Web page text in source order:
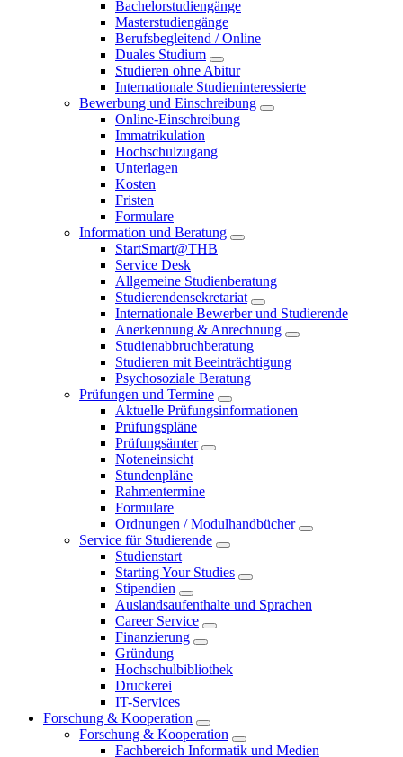
Bachelorstudiengänge
Masterstudiengänge
Berufsbegleitend / Online
Duales Studium
Studieren ohne Abitur
Internationale Studieninteressierte
Bewerbung und Einschreibung
Online-Einschreibung
Immatrikulation
Hochschulzugang
Unterlagen
Kosten
Fristen
Formulare
Information und Beratung
StartSmart@THB
Service Desk
Allgemeine Studienberatung
Studierendensekretariat
Internationale Bewerber und Studierende
Anerkennung & Anrechnung
Studienabbruchberatung
Studieren mit Beeinträchtigung
Psychosoziale Beratung
Prüfungen und Termine
Aktuelle Prüfungsinformationen
Prüfungspläne
Prüfungsämter
Noteneinsicht
Stundenpläne
Rahmentermine
Formulare
Ordnungen / Modulhandbücher
Service für Studierende
Studienstart
Starting Your Studies
Stipendien
Auslandsaufenthalte und Sprachen
Career Service
Finanzierung
Gründung
Hochschulbibliothek
Druckerei
IT-Services
Forschung & Kooperation
Forschung & Kooperation
Fachbereich Informatik und Medien